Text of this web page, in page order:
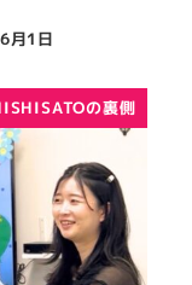
月1日
の裏側